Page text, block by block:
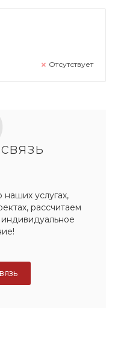
Отсутствует
услугах,
рассчитаем